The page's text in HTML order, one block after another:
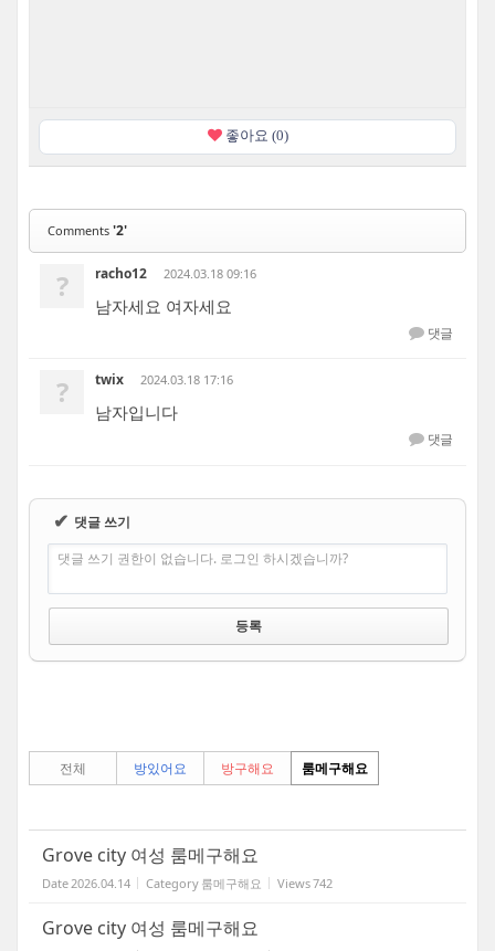
좋아요 (0)
Comments '2'
? racho12 2024.03.18 09:16
남자세요 여자세요
댓글
? twix 2024.03.18 17:16
남자입니다
댓글
✔ 댓글 쓰기
댓글 쓰기 권한이 없습니다. 로그인 하시겠습니까?
전체 방있어요 방구해요 룸메구해요
Grove city 여성 룸메구해요
Date2026.04.14 Category 룸메구해요 Views742
Grove city 여성 룸메구해요